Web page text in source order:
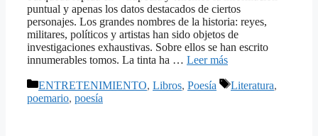
puntual y apenas los datos destacados de ciertos
personajes. Los grandes nombres de la historia: reyes,
militares, políticos y artistas han sido objetos de
investigaciones exhaustivas. Sobre ellos se han escrito
innumerables tomos. La tinta ha … Leer más
Categorías
ENTRETENIMIENTO, Libros, Poesía Etiquetas
Literatura,
poemario, poesía